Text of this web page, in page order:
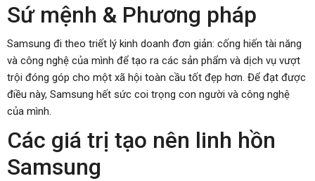
Sứ mệnh & Phương pháp
Samsung đi theo triết lý kinh doanh đơn giản: cống hiến tài năng
và công nghệ của mình để tạo ra các sản phẩm và dịch vụ vượt
trội đóng góp cho một xã hội toàn cầu tốt đẹp hơn. Để đạt được
điều này, Samsung hết sức coi trọng con người và công nghệ
của mình.
Các giá trị tạo nên linh hồn
Samsung